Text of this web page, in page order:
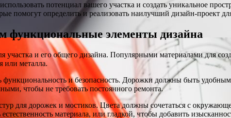
потенциал вашего участка и создать уникальное
помогут определить и реализовать наилучший дизайн-проект
функциональные элементы дизайна
участка и его общего дизайна. Популярными материалами для
или металла.
функциональность и безопасность. Дорожки должны быть
чтобы не требовать постоянного ремонта.
для дорожек и мостиков. Цвета должны сочетаться с
материала, или гладкой, чтобы добавить